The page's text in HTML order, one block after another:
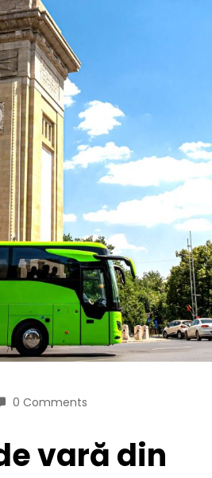
0 Comments
vară din